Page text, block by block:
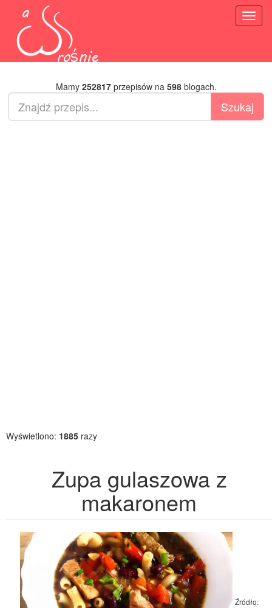
Mamy 252817przepisów na 598blogach.
Wyświetlono: 1885 razy
Zupa gulaszowa z
makaronem
Źródło: